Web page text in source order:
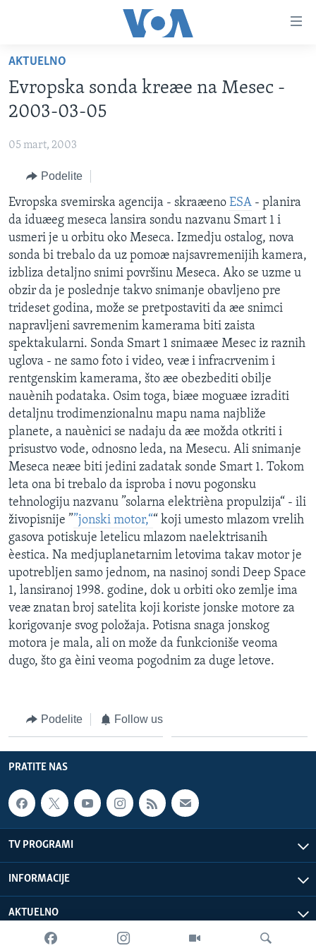
glavni
sadržaj
Idi
na
glavnu
pretragu
NASLOVNA
RUBRIKE
BALKAN
GLOBALNE TEME
EKONOMIJA
NAUKA I TEHNOLOGIJA
MEDICINA
KULTURA
DRUŠTVO
SPORT
OTVORENI STUDIO
IZ AMERIKE
PRATITE NAS
Jezici
AKTUELNO
Evropska sonda kreæe na Mesec -
2003-03-05
05 mart, 2003
Podelite
Evropska svemirska agencija - skraæeno ESA - planira
da iduæeg meseca lansira sondu nazvanu Smart 1 i
usmeri je u orbitu oko Meseca. Izmedju ostalog, nova
sonda bi trebalo da uz pomoæ najsavremenijih kamera,
izbliza detaljno snimi površinu Meseca. Ako se uzme u
obzir da je poslednje takvo snimanje obavljeno pre
trideset godina, može se pretpostaviti da æe snimci
napravljeni savremenim kamerama biti zaista
spektakularni. Sonda Smart 1 snimaæe Mesec iz raznih
uglova - ne samo foto i video, veæ i infracrvenim i
rentgenskim kamerama, što æe obezbediti obilje
nauènih podataka. Osim toga, biæe moguæe izraditi
detaljnu trodimenzionalnu mapu nama najbliže
planete, a nauènici se nadaju da æe možda otkriti i
prisustvo vode, odnosno leda, na Mesecu. Ali snimanje
Meseca neæe biti jedini zadatak sonde Smart 1. Tokom
leta ona bi trebalo da isproba i novu pogonsku
tehnologiju nazvanu ”solarna elektrièna propulzija“ - ili
živopisnije ””jonski motor,““ koji umesto mlazom vrelih
gasova potiskuje letelicu mlazom naelektrisanih
èestica. Na medjuplanetarnim letovima takav motor je
upotrebljen samo jednom, na nasinoj sondi Deep Space
1, lansiranoj 1998. godine, dok u orbiti oko zemlje ima
veæ znatan broj satelita koji koriste jonske motore za
korigovanje svog položaja. Potisna snaga jonskog
motora je mala, ali on može da funkcioniše veoma
dugo, što ga èini veoma pogodnim za duge letove.
Podelite Follow us
PRATITE NAS
TV PROGRAMI
INFORMACIJE
AKTUELNO